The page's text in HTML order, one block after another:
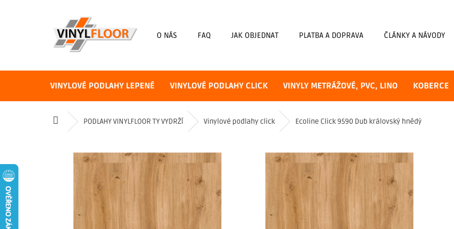
O NÁS FAQ JAK OBJEDNAT PLATBA A DOPRAVA ČLÁNKY A NÁVODY
VINYLOVÉ PODLAHY LEPENÉ VINYLOVÉ PODLAHY CLICK VINYLY METRÁŽOVÉ, PVC, LINO KOBERCE
Domů PODLAHY VINYLFLOOR TY VYDRŽÍ Vinylové podlahy click Ecoline Click 9590 Dub královský hnědý